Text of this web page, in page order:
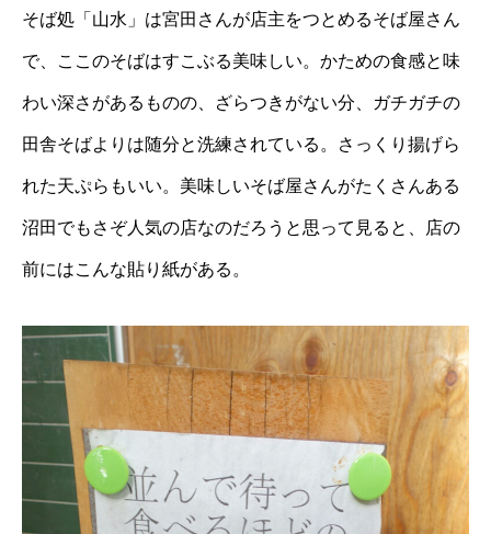
そば処「山水」は宮田さんが店主をつとめるそば屋さん
で、ここのそばはすこぶる美味しい。かための食感と味
わい深さがあるものの、ざらつきがない分、ガチガチの
田舎そばよりは随分と洗練されている。さっくり揚げら
れた天ぷらもいい。美味しいそば屋さんがたくさんある
沼田でもさぞ人気の店なのだろうと思って見ると、店の
前にはこんな貼り紙がある。